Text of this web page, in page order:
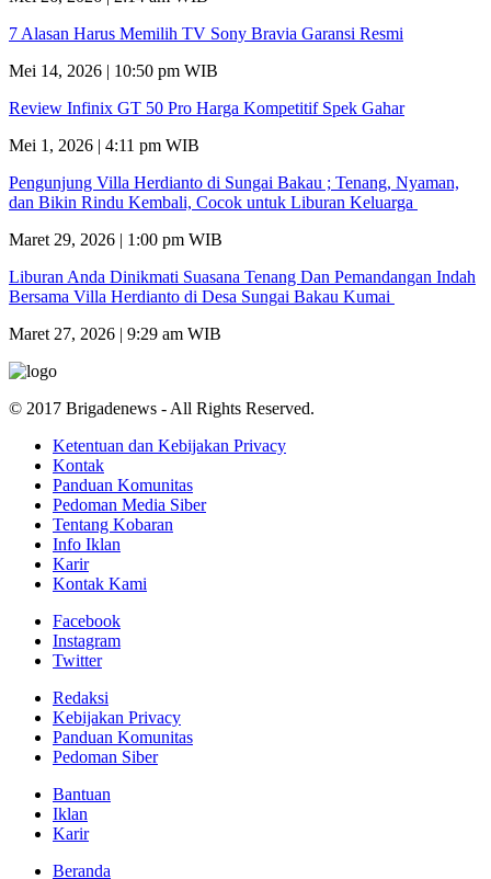
7 Alasan Harus Memilih TV Sony Bravia Garansi Resmi
Mei 14, 2026 | 10:50 pm WIB
Review Infinix GT 50 Pro Harga Kompetitif Spek Gahar
Mei 1, 2026 | 4:11 pm WIB
Pengunjung Villa Herdianto di Sungai Bakau ; Tenang, Nyaman,
dan Bikin Rindu Kembali, Cocok untuk Liburan Keluarga
Maret 29, 2026 | 1:00 pm WIB
Liburan Anda Dinikmati Suasana Tenang Dan Pemandangan Indah
Bersama Villa Herdianto di Desa Sungai Bakau Kumai
Maret 27, 2026 | 9:29 am WIB
© 2017 Brigadenews - All Rights Reserved.
Ketentuan dan Kebijakan Privacy
Kontak
Panduan Komunitas
Pedoman Media Siber
Tentang Kobaran
Info Iklan
Karir
Kontak Kami
Facebook
Instagram
Twitter
Redaksi
Kebijakan Privacy
Panduan Komunitas
Pedoman Siber
Bantuan
Iklan
Karir
Beranda